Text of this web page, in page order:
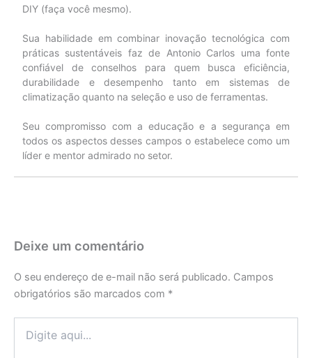
DIY (faça você mesmo).
Sua habilidade em combinar inovação tecnológica com
práticas sustentáveis faz de Antonio Carlos uma fonte
confiável de conselhos para quem busca eficiência,
durabilidade e desempenho tanto em sistemas de
climatização quanto na seleção e uso de ferramentas.
Seu compromisso com a educação e a segurança em
todos os aspectos desses campos o estabelece como um
líder e mentor admirado no setor.
Deixe um comentário
O seu endereço de e-mail não será publicado. Campos
obrigatórios são marcados com *
aqui...